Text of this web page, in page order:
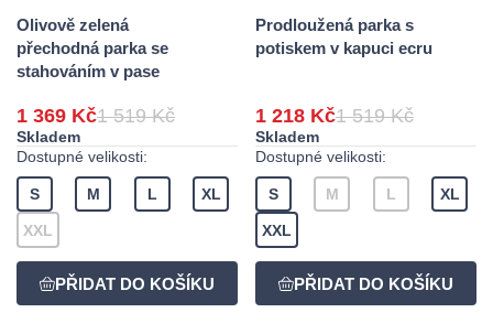
Olivově zelená
přechodná parka se
stahováním v pase
1 369 Kč1 519 Kč
Skladem
Dostupné velikosti:
S M L XL
XXL
Prodloužená parka s
potiskem v kapuci ecru
1 218 Kč1 519 Kč
Skladem
Dostupné velikosti:
S M L XL
XXL